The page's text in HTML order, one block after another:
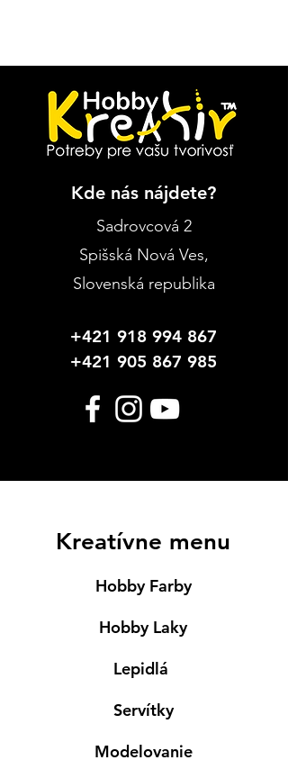
Kde nás nájdete?
Sadrovcová 2
Spišská Nová Ves,
Slovenská republika
+421 918 994 867
+421 905 867 985
Kreatívne menu
Hobby Farby
Hobby Laky
Lepidlá
Servítky
Modelovanie